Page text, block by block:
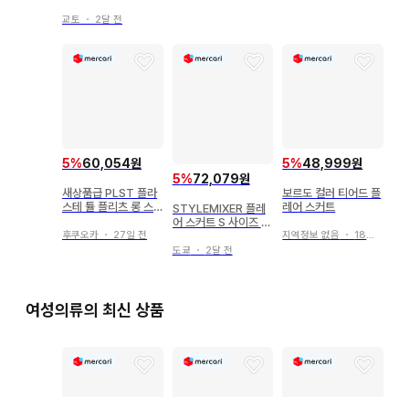
교토 ・ 2달 전
5%60,054원
새상품급 PLST 플라
스테 튤 플리츠 롱 스
어
후쿠오카 ・ 27일 전
5%72,079원
STYLEMIXER 플레
어 스커트 S 사이즈 올
도쿄 ・ 2달 전
5%48,999원
보르도 컬러 티어드 플
레어 스커트
지역정보 없음 ・ 18일 전
여성의류의 최신 상품